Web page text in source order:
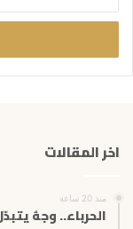
خ
ب
ر
اخر المقالات
منذ 20 ساعة
الحرباء.. وجهٌ